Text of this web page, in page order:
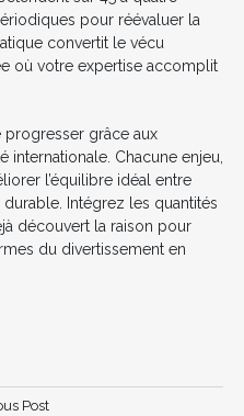
pour réévaluer la
convertit le vécu
où votre expertise accomplit
grâce aux
Chacune enjeu,
l’équilibre idéal entre
Intégrez les quantités
découvert la raison pour
du divertissement en
PostPrevious